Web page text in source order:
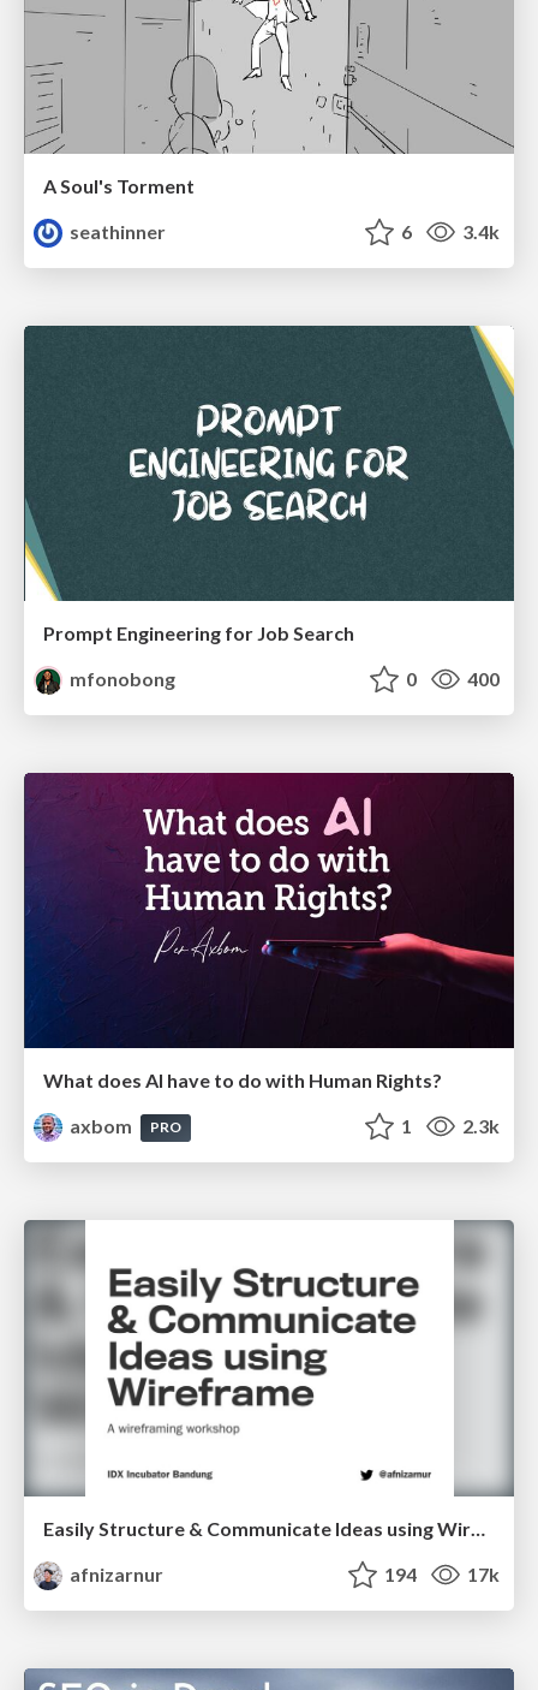
A Soul's Torment
seathinner
6 3.4k
Prompt Engineering for Job Search
mfonobong
0 400
What does AI have to do with Human Rights?
axbom
PRO 1 2.3k
Easily Structure & Communicate Ideas using Wireframe
afnizarnur
194 17k